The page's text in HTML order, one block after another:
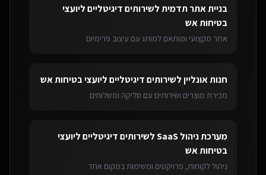
בניית אתר תדמיתלשירותים דיגיטליים ליועצי
בטיחות אש
אתר מקצועי ומותאם למותג עם עיצוב פרימיום
חנות אונלייןלשירותים דיגיטליים ליועצי בטיחות אש
מכירת מוצרים ושירותים עם סליקה ומשלוחים
מערכת ניהול SaaS לשירותים דיגיטליים ליועצי
בטיחות אש
ניהול לקוחות, פרויקטים ומשימות במקום אחד